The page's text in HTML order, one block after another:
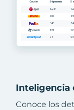
Inteligencia
Conoce los